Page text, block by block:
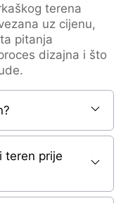
terena
uz cijenu,
pitanja
dizajna i što
teren prije